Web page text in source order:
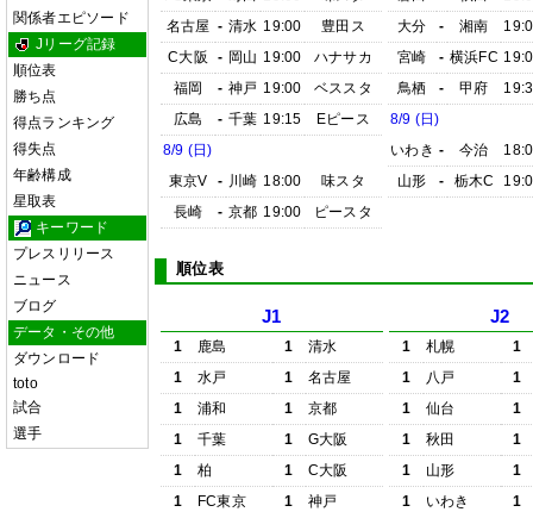
関係者エピソード
Jリーグ記録
順位表
勝ち点
得点ランキング
得失点
年齢構成
星取表
キーワード
プレスリリース
ニュース
ブログ
データ・その他
ダウンロード
toto
試合
選手
名古屋 - 清水 19:00
豊田ス
C大阪
- 岡山 19:00
ハナサカ
福岡
- 神戸 19:00
ベススタ
広島
- 千葉 19:15
Eピース
8/9 (日)
東京V
- 川崎 18:00
味スタ
長崎
- 京都 19:00 ピースタ
大分
- 湘南
宮崎
- 横浜FC
鳥栖
- 甲府
8/9 (日)
いわき - 今治
山形
- 栃木C
順位表
J1
1 鹿島 1
清水
1
水戸 1
名古屋
1
浦和 1
京都
1
千葉 1
G大阪
1
柏 1
C大阪
1
FC東京 1
神戸
J2
1 札幌
1
1
八戸
1
1
仙台
1
1
秋田
1
1
山形
1
1
いわき
1